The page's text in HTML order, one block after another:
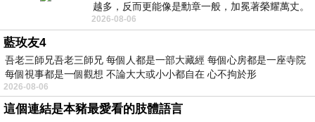
越多，反而更能像是勳章一般，加冕著榮耀萬丈。
習慣一如縱容，成了再難輕輕放下的罪證
2026-08-06
藍玫友4
吾老三師兄吾老三師兄 每個人都是一部大藏經 每個心房都是一座寺院
每個視事都是一個觀想 不論大大或小小都自在 心不拘於形
2026-08-06
這個連結是本豬最愛看的肢體語言